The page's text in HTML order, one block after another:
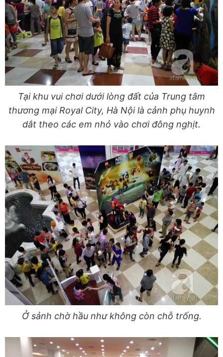
Tại khu vui chơi dưới lòng đất của Trung tâm
thương mại Royal City, Hà Nội là cảnh phụ huynh
dắt theo các em nhỏ vào chơi đông nghịt.
Ở sảnh chờ hầu như không còn chỗ trống.